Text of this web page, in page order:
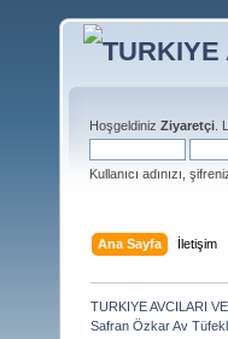
Hoşgeldiniz Ziyaretçi .
Kullanıcı adınızı,
Ana Sayfa İletişim
TURKIYE AVCILARI
Safran Özkar Av